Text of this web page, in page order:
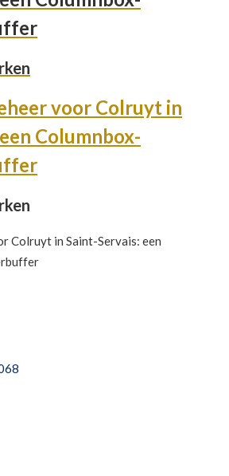
voor Colruyt in
Columnbox-
Colruyt in Saint-Servais: een